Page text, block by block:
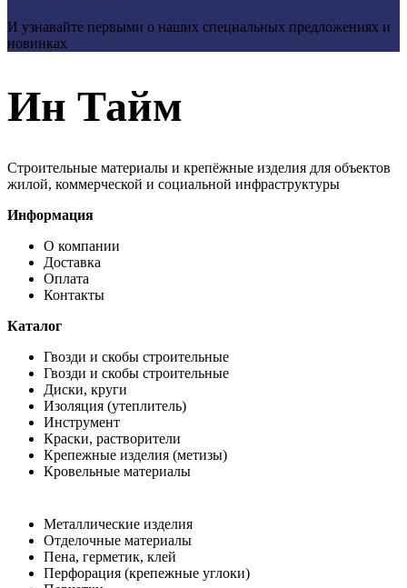
И узнавайте первыми о наших специальных предложениях и
новинках
Ин Тайм
Строительные материалы и крепёжные изделия для объектов
жилой, коммерческой и социальной инфраструктуры
Информация
О компании
Доставка
Оплата
Контакты
Каталог
Гвозди и скобы строительные
Гвозди и скобы строительные
Диски, круги
Изоляция (утеплитель)
Инструмент
Краски, растворители
Крепежные изделия (метизы)
Кровельные материалы
Металлические изделия
Отделочные материалы
Пена, герметик, клей
Перфорация (крепежные углоки)